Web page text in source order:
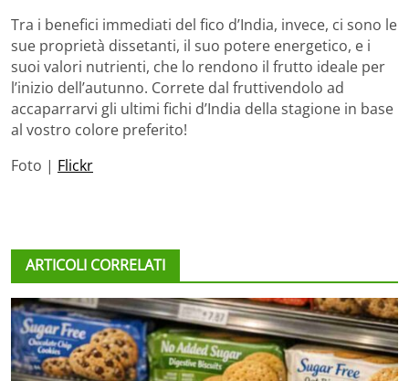
Tra i benefici immediati del fico d’India, invece, ci sono le
sue proprietà dissetanti, il suo potere energetico, e i
suoi valori nutrienti, che lo rendono il frutto ideale per
l’inizio dell’autunno. Correte dal fruttivendolo ad
accaparrarvi gli ultimi fichi d’India della stagione in base
al vostro colore preferito!
Foto | Flickr
ARTICOLI CORRELATI